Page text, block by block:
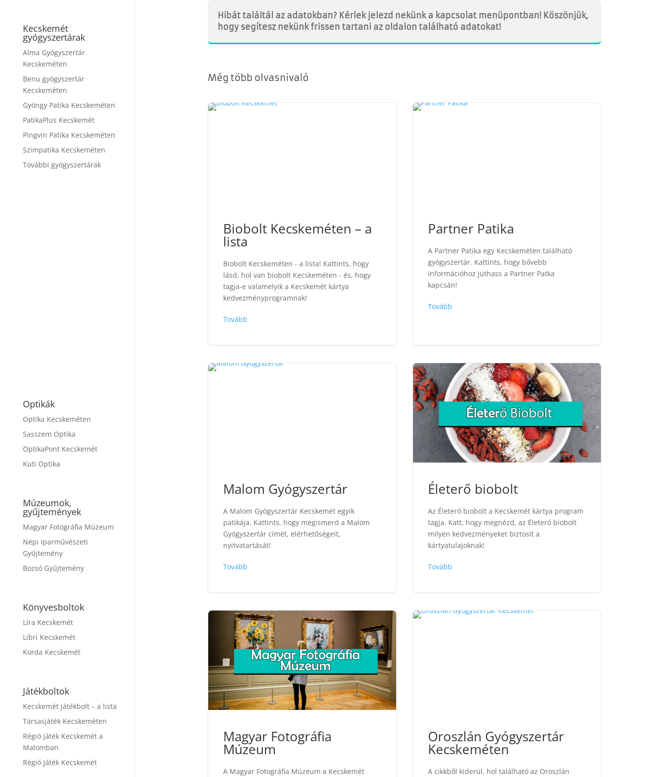
Kecskemét
gyógyszertárak
Alma Gyógyszertár
Kecskeméten
Benu gyógyszertár
Kecskeméten
Gyöngy Patika Kecskeméten
PatikaPlus Kecskemét
Pingvin Patika Kecskeméten
Szimpatika Kecskeméten
További gyógyszertárak
Optikák
Optika Kecskeméten
Sasszem Optika
OptikaPont Kecskemét
Kuti Optika
Múzeumok,
gyűjtemények
Magyar Fotográfia Múzeum
Népi Iparművészeti
Gyűjtemény
Bozsó Gyűjtemény
Könyvesboltok
Líra Kecskemét
Libri Kecskemét
Korda Kecskemét
Játékboltok
Kecskemét játékbolt – a lista
Társasjáték Kecskeméten
Régió játék Kecskemét a
Malomban
Régió Játék Kecskemét
Hibát találtál az adatokban? Kérlek jelezd nekünk a kapcsolat menüpontban! Köszönjük,
hogy segítesz nekünk frissen tartani az oldalon található adatokat!
Még több olvasnivaló
Biobolt Kecskeméten – a
lista
Biobolt Kecskeméten - a lista! Kattints, hogy
lásd, hol van biobolt Kecskeméten - és, hogy
tagja-e valamelyik a Kecskemét kártya
kedvezményprogramnak!
Tovább
Partner Patika
A Partner Patika egy Kecskeméten található
gyógyszertár. Kattints, hogy bővebb
információhoz juthass a Partner Patka
kapcsán!
Tovább
Malom Gyógyszertár
A Malom Gyógyszertár Kecskemét egyik
patikája. Kattints, hogy megismerd a Malom
Gyógyszertár címét, elérhetőségeit,
nyitvatartását!
Tovább
Életerő biobolt
Az Életerő biobolt a Kecskemét kártya program
tagja. Katt, hogy megnézd, az Életerő biobolt
milyen kedvezményeket biztosít a
kártyatulajoknak!
Tovább
Magyar Fotográfia
Múzeum
A Magyar Fotográfia Múzeum a Kecskemét
Oroszlán Gyógyszertár
Kecskeméten
A cikkből kiderül, hol található az Oroszlán